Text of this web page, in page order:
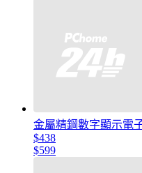
金屬精鋼數字顯示電
$438
$599